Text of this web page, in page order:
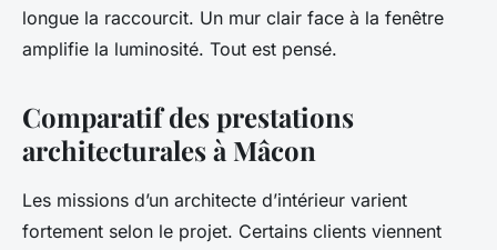
longue la raccourcit. Un mur clair face à la fenêtre
amplifie la luminosité. Tout est pensé.
Comparatif des prestations
architecturales à Mâcon
Les missions d’un architecte d’intérieur varient
fortement selon le projet. Certains clients viennent